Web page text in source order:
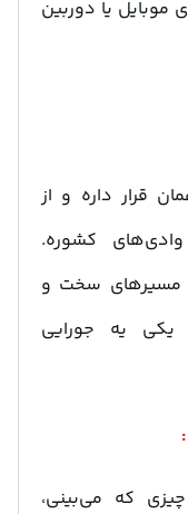
موبایل یا دوربین
قرار داره و از
کشوره.
مسیرهای سخت و
یکی یه جورایی
که می‌بینی،